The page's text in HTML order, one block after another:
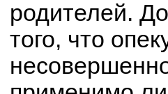
родителей.
того, что